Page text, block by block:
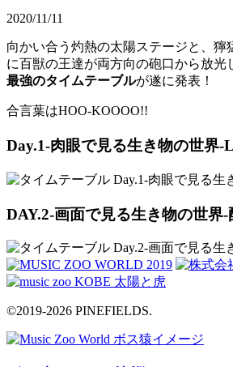
2020/11/11
向かい合う灼熱の太陽ステージと、獰
に百獣の王達が両方向の砲口から放光
最強のタイムテーブルが遂に発表！
合言葉はHOO-KOOOO!!
Day.1-肉眼で見る生き物の世界-
DAY.2-画面で見る生き物の世界-
©2019-2026 PINEFIELDS.